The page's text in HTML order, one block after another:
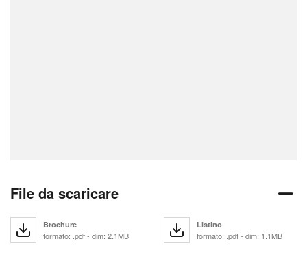
File da scaricare
Brochure
formato: .pdf - dim: 2.1MB
Listino
formato: .pdf - dim: 1.1MB